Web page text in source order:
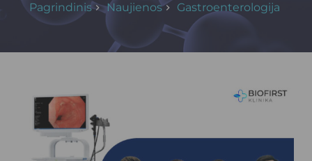
Pagrindinis Naujienos Gastroenterologija